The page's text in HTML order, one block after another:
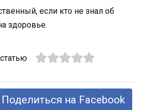
если кто не знал об
здоровье.
Поделиться на Facebook